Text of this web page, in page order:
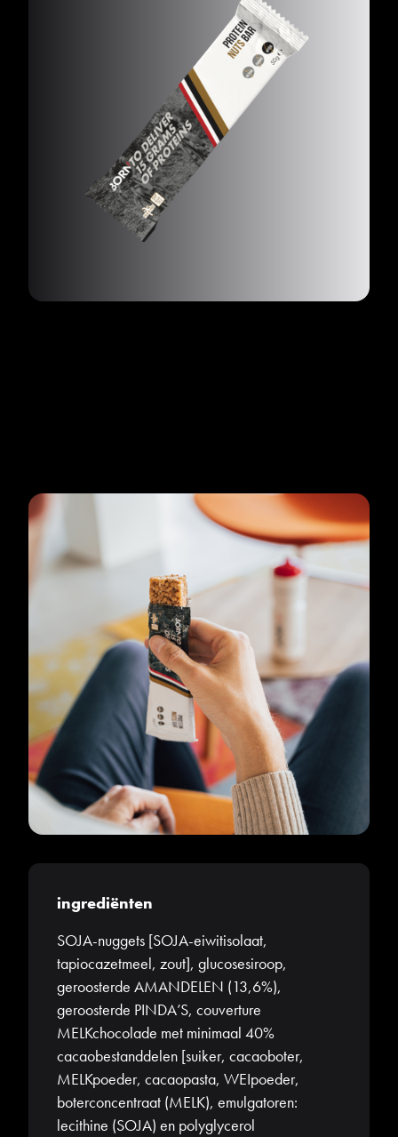
ingrediënten
SOJA-nuggets [SOJA-eiwitisolaat,
tapiocazetmeel, zout], glucosesiroop,
geroosterde AMANDELEN (13,6%),
geroosterde PINDA’S, couverture
MELKchocolade met minimaal 40%
cacaobestanddelen [suiker, cacaoboter,
MELKpoeder, cacaopasta, WEIpoeder,
boterconcentraat (MELK), emulgatoren:
lecithine (SOJA) en polyglycerol